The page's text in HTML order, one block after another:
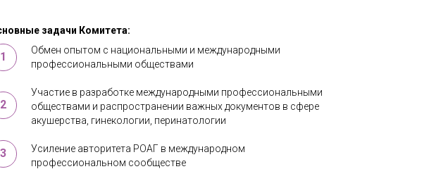
Обмен опытом с национальными и международными
профессиональными обществами
Участие в разработке международными профессиональными
обществами и распространении важных документов в сфере
акушерства, гинекологии, перинатологии
Усиление авторитета РОАГ в международном
профессиональном сообществе
1
2
3
задачи Комитета: